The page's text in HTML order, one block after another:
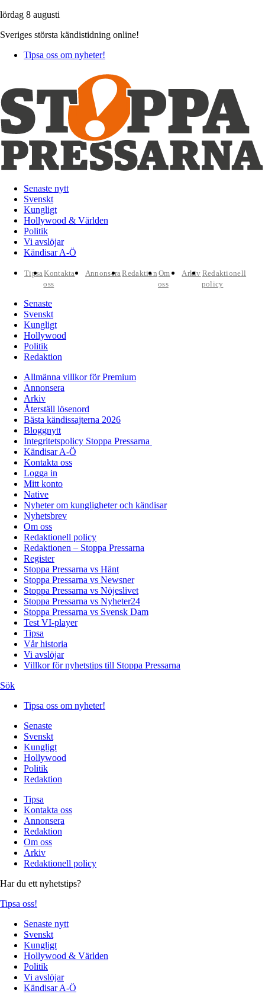
lördag 8 augusti
Sveriges största kändistidning online!
Tipsa oss om nyheter!
Senaste nytt
Svenskt
Kungligt
Hollywood & Världen
Politik
Vi avslöjar
Kändisar A-Ö
TipsaKontakta
oss
AnnonseraRedaktion Om
oss
Arkiv Redaktionell
policy
Senaste
Svenskt
Kungligt
Hollywood
Politik
Redaktion
Allmänna villkor för Premium
Annonsera
Arkiv
Återställ lösenord
Bästa kändissajterna 2026
Bloggnytt
Integritetspolicy Stoppa Pressarna
Kändisar A-Ö
Kontakta oss
Logga in
Mitt konto
Native
Nyheter om kungligheter och kändisar
Nyhetsbrev
Om oss
Redaktionell policy
Redaktionen – Stoppa Pressarna
Register
Stoppa Pressarna vs Hänt
Stoppa Pressarna vs Newsner
Stoppa Pressarna vs Nöjeslivet
Stoppa Pressarna vs Nyheter24
Stoppa Pressarna vs Svensk Dam
Test VI-player
Tipsa
Vår historia
Vi avslöjar
Villkor för nyhetstips till Stoppa Pressarna
Sök
Tipsa oss om nyheter!
Senaste
Svenskt
Kungligt
Hollywood
Politik
Redaktion
Tipsa
Kontakta oss
Annonsera
Redaktion
Om oss
Arkiv
Redaktionell policy
Har du ett nyhetstips?
Tipsa oss!
Senaste nytt
Svenskt
Kungligt
Hollywood & Världen
Politik
Vi avslöjar
Kändisar A-Ö